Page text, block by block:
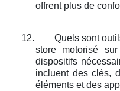
offrent plus de
12.
Quels sont
store motorisé
dispositifs
incluent des clés,
éléments et des